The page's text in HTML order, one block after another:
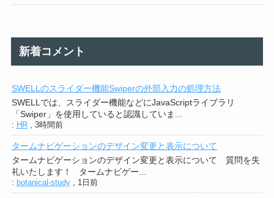
新着コメント
SWELLのスライダー機能Swiperの外部入力の処理方法
SWELLでは、スライダー機能などにJavaScriptライブラリ
「Swiper」を使用していると認識していま...
: HR, 3時間前
タームナビゲーションのデザイン変更と表示について
タームナビゲーションのデザイン変更と表示について 質問を失
礼いたします！ タームナビゲー...
: botanical-study, 1日前